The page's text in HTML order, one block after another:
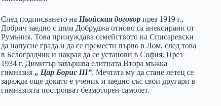
След подписването на Ньойския договор през 1919 г.,
Добрич заедно с цяла Добруджа отново са анексирани от
Румъния. Това принуждава семейството на Списаревски
да напусне града и да се премести първо в Лом, след това
в Белоградчик и накрая да се установи в София. През
1934 г. Димитър завършва елитната Втора мъжка
гимназия „ Цар Борис III”. Мечтата му да стане летец се
заражда още докато е ученик и заедно със свои другари в
гимназията построяват безмоторен самолет.